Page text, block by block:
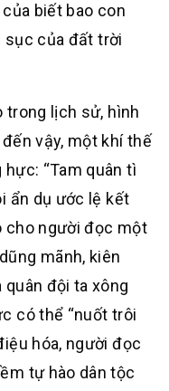
biết bao con
sục của đất trời
trong lịch sử, hình
vậy, một khí thế
“Tam quân tì
ẩn dụ ước lệ kết
cho người đọc một
mãnh, kiên
đội ta xông
có thể “nuốt trôi
hóa, người đọc
tự hào dân tộc